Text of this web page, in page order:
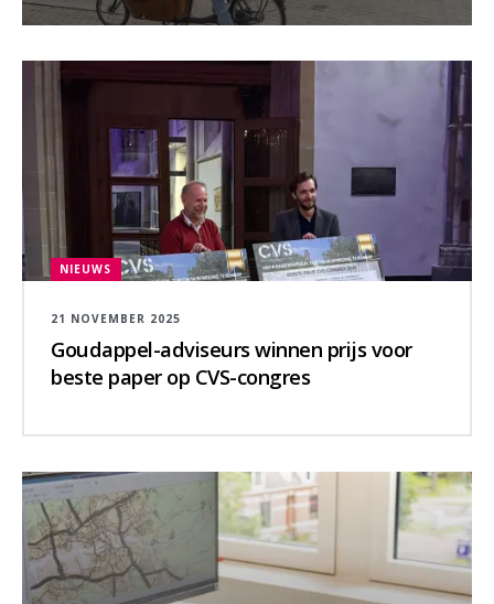
Goudappel-adviseurs winnen prijs voor
beste paper op CVS-congres
21 NOVEMBER 2025
NIEUWS